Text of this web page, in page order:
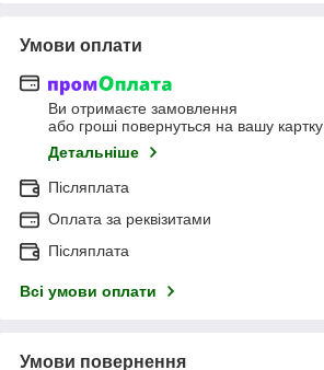
Умови оплати
Ви отримаєте замовлення
або гроші повернуться на вашу картку
Детальніше
Післяплата
Оплата за реквізитами
Післяплата
Всі умови оплати
Умови повернення